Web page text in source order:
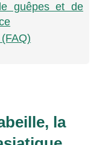
guêpes et de
la